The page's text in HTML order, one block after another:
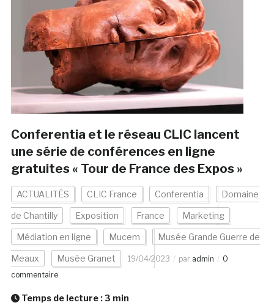
Conferentia et le réseau CLIC lancent
une série de conférences en ligne
gratuites « Tour de France des Expos »
ACTUALITÉS CLIC France Conferentia Domaine
de Chantilly Exposition France Marketing
Médiation en ligne Mucem Musée Grande Guerre de
Meaux Musée Granet 19/04/2023 par admin
0
commentaire
Temps de lecture : 3 min